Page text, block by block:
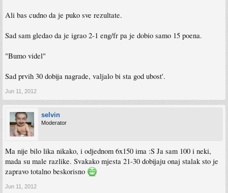
Ali bas cudno da je puko sve rezultate.
Sad sam gledao da je igrao 2-1 eng/fr pa je dobio samo 15 poena.
"Bumo videl"
Sad prvih 30 dobija nagrade, valjalo bi sta god ubost'.
Jun 11, 2012
selvin
Moderator
Ma nije bilo lika nikako, i odjednom 6x150 ima :S Ja sam 100 i neki,
mada su male razlike. Svakako mjesta 21-30 dobijaju onaj stalak sto je
zapravo totalno beskorisno
Jun 11, 2012